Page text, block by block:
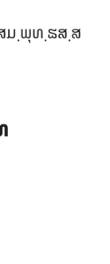
ສມ຺ພຸທ຺ຘສ຺ສ